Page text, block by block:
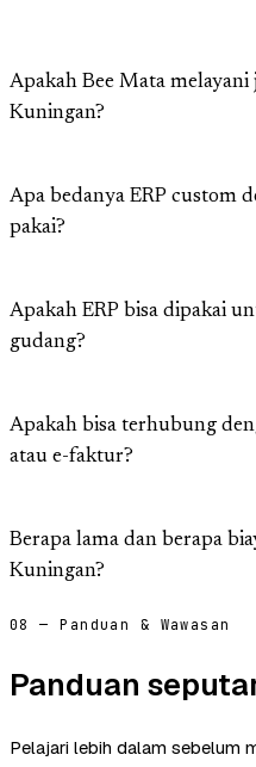
Apakah Bee Mata melayani
Kuningan?
Apa bedanya ERP custom
pakai?
Apakah ERP bisa dipakai
gudang?
Apakah bisa terhubung
atau e-faktur?
Berapa lama dan berapa
Kuningan?
08 — Panduan & Wawasan
Panduan
Pelajari lebih dalam sebelum